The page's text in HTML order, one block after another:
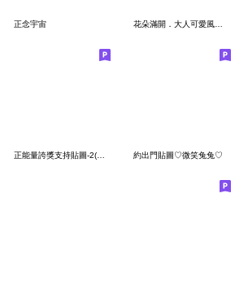
正念宇宙
正能量誇獎支持貼圖-2(修正版) 約出門貼圖♡微笑兔兔♡